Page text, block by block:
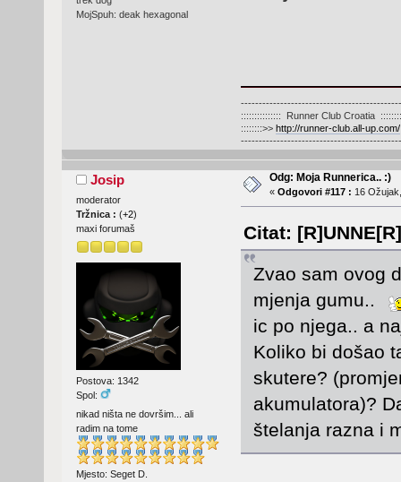
MojSpuh: deak hexagonal
::::::::::::::: Runner Club Croatia
::::::::>> http://runner-club.all-up.com/
Josip
moderator
Tržnica : (+2)
maxi forumaš
Postova: 1342
Spol:
nikad ništa ne dovršim... ali
radim na tome
Mjesto: Seget D.
Odg: Moja Runnerica.. :)
« Odgovori #117 : 16
Citat:
Zvao sam ovog
mjenja gumu..
ic po njega.. a
Koliko bi došao
skutere?
akumulatora)?
štelanja razna i